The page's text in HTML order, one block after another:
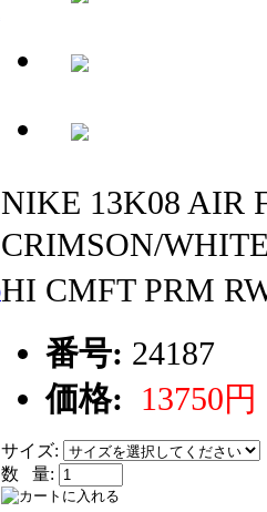
NIKE 13K08 AIR
CRIMSON/
HI CMFT PRM
番号: 24187
価格: 13750円
サイズ:
数 量: